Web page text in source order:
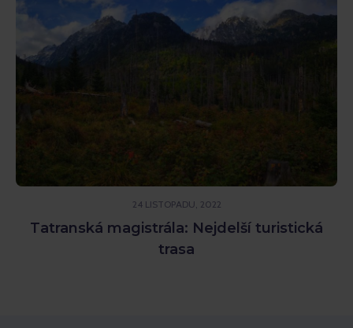
24 LISTOPADU, 2022
Tatranská magistrála: Nejdelší turistická
trasa